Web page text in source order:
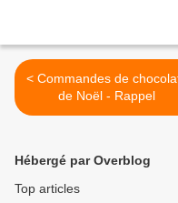
< Commandes de chocolats
de Noël - Rappel
Hébergé par Overblog
Top articles